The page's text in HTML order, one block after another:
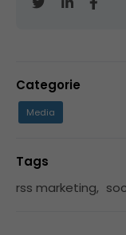
Categorie
Media
Tags
rss marketing,